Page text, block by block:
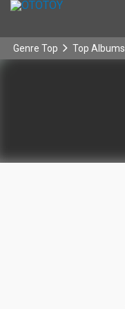
Genre Top Top Albums